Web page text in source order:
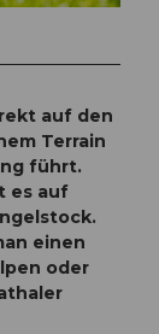
auf den
Terrain
führt.
es auf
einen
oder